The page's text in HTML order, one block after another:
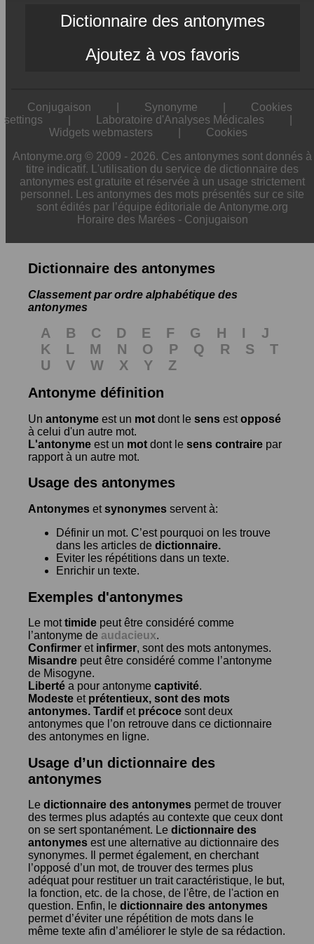
Dictionnaire des antonymes
Ajoutez à vos favoris
Conjugaison Synonyme
Cookies
settings
Laboratoire d'Analyses Médicales
Widgets webmasters
Cookies
Antonyme.org © 2009 - 2026. Ces antonymes sont donnés à
titre indicatif. L'utilisation du service de dictionnaire des
antonymes est gratuite et réservée à un usage strictement
personnel. Les antonymes des mots présentés sur ce site
sont édités par l’équipe éditoriale de Antonyme.org
Horaire des Marées - Conjugaison
Dictionnaire des antonymes
Classement par ordre alphabétique des
antonymes
A B C D E F G H I
J
K
L M N O P Q R S
T
U
V W X Y
Z
Antonyme définition
Un antonyme est un mot dont le sens estopposé
à celui d'un autre mot.
L'antonyme est un mot dont le sens contraire par
rapport à un autre mot.
Usage des antonymes
Antonymes etsynonymes servent à:
Définir un mot. C’est pourquoi on les trouve
dans les articles de dictionnaire.
Eviter les répétitions dans un texte.
Enrichir un texte.
Exemples d'antonymes
Le mottimide peut être considéré comme
l’antonyme de audacieux.
Confirmer et infirmer, sont des mots antonymes.
Misandre peut être considéré comme l’antonyme
de Misogyne.
Liberté a pour antonyme captivité.
Modeste et prétentieux, sont des mots
antonymes. Tardifet précoce sont deux
antonymes que l’on retrouve dans ce dictionnaire
des antonymes en ligne.
Usage d’un dictionnaire des
antonymes
Le dictionnaire des antonymes permet de trouver
des termes plus adaptés au contexte que ceux dont
on se sert spontanément. Le dictionnaire des
antonymes est une alternative au dictionnaire des
synonymes. Il permet également, en cherchant
l’opposé d’un mot, de trouver des termes plus
adéquat pour restituer un trait caractéristique, le but,
la fonction, etc. de la chose, de l'être, de l'action en
question. Enfin, le dictionnaire des antonymes
permet d’éviter une répétition de mots dans le
même texte afin d’améliorer le style de sa rédaction.